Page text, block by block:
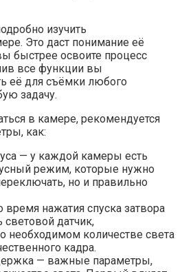
изучить
Это даст понимание её
быстрее освоите процесс
все функции вы
её для съёмки любого
задачу.
в камере, рекомендуется
как:
— у каждой камеры есть
режим, которые нужно
но и правильно
нажатия спуска затвора
датчик,
количестве света
кадра.
— важные параметры,